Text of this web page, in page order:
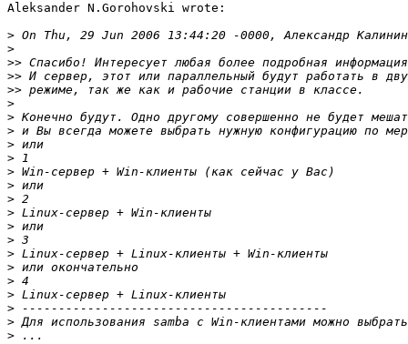
Aleksander N.Gorohovski wrote:
>
>
>>
>>
>>
>
>
>
>
>
>
>
>
>
>
>
>
>
>
>
>
>
>